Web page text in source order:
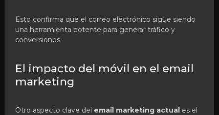
Esto confirma que el correo electrónico sigue siendo
una herramienta potente para generar tráfico y
conversiones.
El impacto del móvil en el email
marketing
Otro aspecto clave del email marketing actuales el